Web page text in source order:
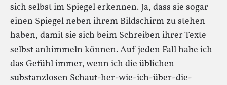
sich selbst im Spiegel erkennen. Ja, dass sie sogar
einen Spiegel neben ihrem Bildschirm zu stehen
haben, damit sie sich beim Schreiben ihrer Texte
selbst anhimmeln können. Auf jeden Fall habe ich
das Gefühl immer, wenn ich die üblichen
substanzlosen Schaut-her-wie-ich-über-die-